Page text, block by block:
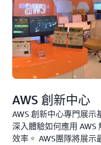
AWS 創新中心
AWS 創新中心專門展示
深入體驗如何應用
效率。 AWS團隊將展示